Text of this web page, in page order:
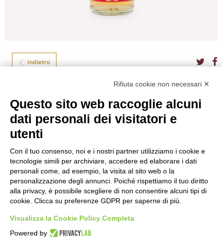
Indietro
Tanqueray Gordon & Co
TANQUERAY SEVILLA CL.70
Tipo
Gin
Formato
Gradazione
41,30%
Nazione
Gran Bretagna
€26,50
Rifiuta cookie non necessari ✕
Questo sito web raccoglie alcuni
dati personali dei visitatori e
utenti
Con il tuo consenso, noi e i nostri partner utilizziamo i cookie e
tecnologie simili per archiviare, accedere ed elaborare i dati
personali come, ad esempio, la visita al sito web o la
personalizzazione degli annunci. Poiché rispettiamo il tuo diritto
alla privacy, è possibile scegliere di non consentire alcuni tipi di
cookie. Clicca su preferenze GDPR per saperne di più.
Visualizza la Cookie Policy Completa
Powered by